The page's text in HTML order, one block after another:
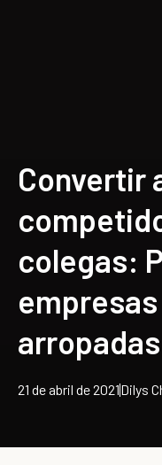
Convertir
colegas:
arropadas
21 de abril de 2021Dilys